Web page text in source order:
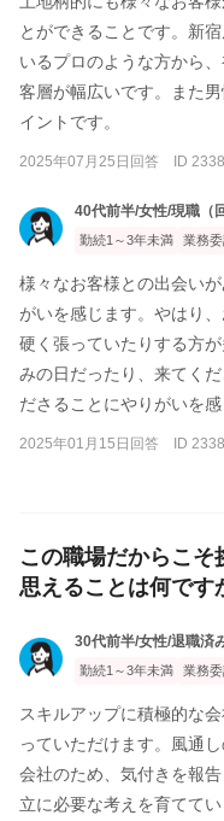
とができることです。新
いるプロのような方から
客層が幅広いです。また
イントです。
2025年07月25日回答 ID
40代前半/女性/現職（
勤続1～3年未満
業務委
様々なお客様との出会い
がいを感じます。やはり
硬く張っていたりする方
みの日だったり、来てく
ださることにやりがいを感
2025年01月15日回答 ID
この職場だからこそ
思えることは何です
30代前半/女性/退職済
勤続1～3年未満
業務委
スキルアップに積極的な
っていただけます。風通
会社のため、気付きを報
立に必要な考えを育ててい